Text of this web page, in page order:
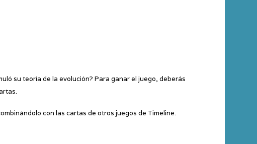
su teoría de la evolución? Para ganar el juego, deberás
con las cartas de otros juegos de Timeline.